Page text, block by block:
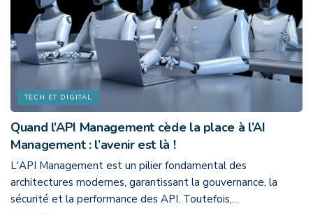
TECH ET DIGITAL
Quand l’API Management cède la place à l’AI
Management : l’avenir est là !
L'API Management est un pilier fondamental des
architectures modernes, garantissant la gouvernance, la
sécurité et la performance des API. Toutefois,...